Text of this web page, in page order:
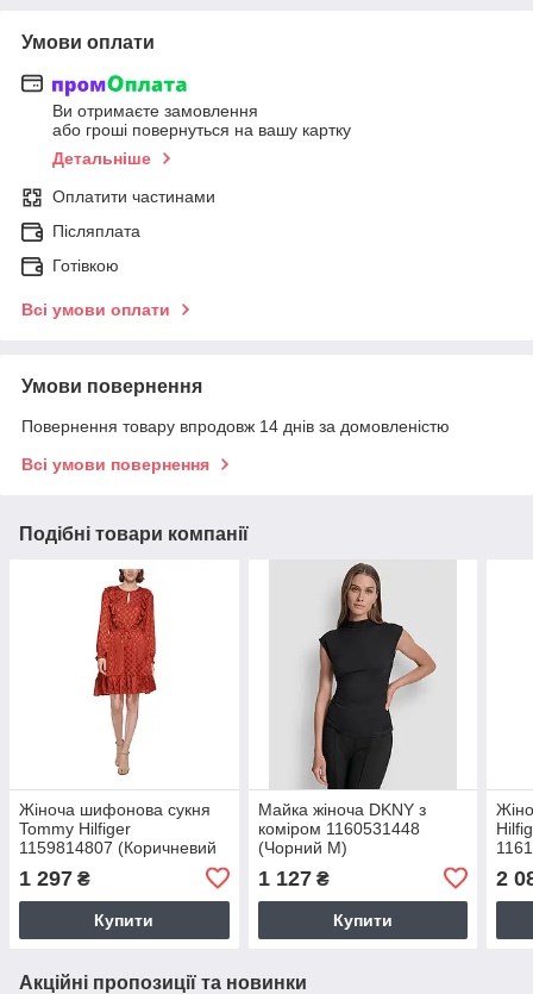
Умови оплати
Ви отримаєте замовлення
або гроші повернуться на вашу картку
Детальніше
Оплатити частинами
Післяплата
Готівкою
Всі умови оплати
Умови повернення
Повернення товару впродовж 14 днів за домовленістю
Всі умови повернення
Подібні товари компанії
Жіноча шифонова сукня
Tommy Hilfiger
1159814807 (Коричневий
1 297 ₴
Купити
Майка жіноча DKNY з
коміром 1160531448
(Чорний M)
1 127₴
Купити
2
Акційні пропозиції та новинки